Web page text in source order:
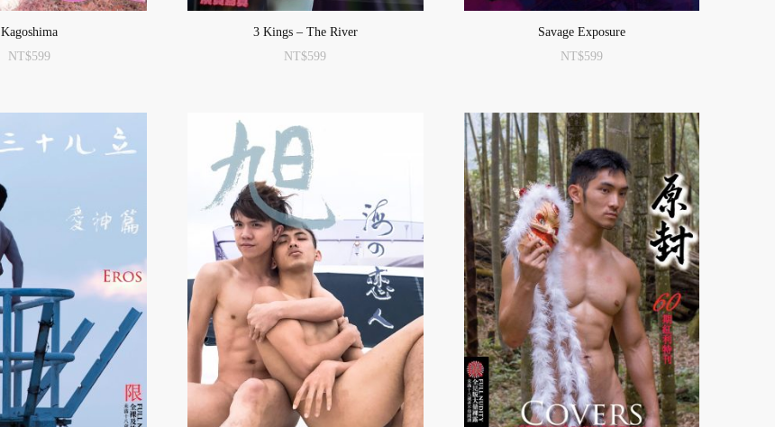
Kagoshima
NT$599
3 Kings – The River
NT$599
Savage Exposure
NT$599